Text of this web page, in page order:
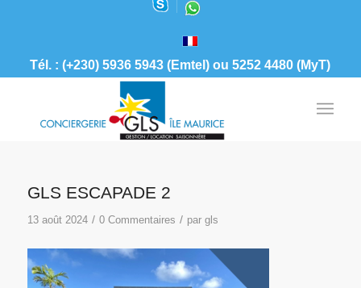
Tél. : (+230) 5936 5943 (Emtel) ou 5252 4480 (MyT)
GLS ESCAPADE 2
13 août 2024 / 0 Commentaires / par gls